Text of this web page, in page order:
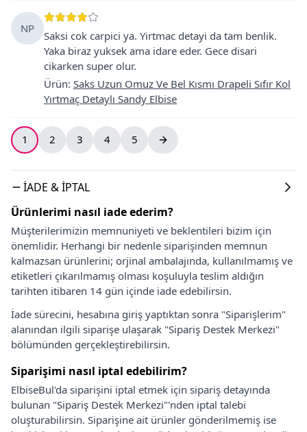
NP
Saksi cok carpici ya. Yirtmac detayi da tam benlik.
Yaka biraz yuksek ama idare eder. Gece disari
cikarken super olur.
Ürün: Saks Uzun Omuz Ve Bel Kısmı Drapeli Sıfır Kol
Yırtmaç Detaylı Sandy Elbise
1 2 3 4 5
İADE & İPTAL
Ürünlerimi nasıl iade ederim?
Müşterilerimizin memnuniyeti ve beklentileri bizim için
önemlidir. Herhangi bir nedenle siparişinden memnun
kalmazsan ürünlerini; orjinal ambalajında, kullanılmamış ve
etiketleri çıkarılmamış olması koşuluyla teslim aldığın
tarihten itibaren 14 gün içinde iade edebilirsin.
İade sürecini, hesabına giriş yaptıktan sonra "Siparişlerim"
alanından ilgili siparişe ulaşarak "Sipariş Destek Merkezi"
bölümünden gerçekleştirebilirsin.
Siparişimi nasıl iptal edebilirim?
ElbiseBul'da siparişini iptal etmek için sipariş detayında
bulunan "Sipariş Destek Merkezi"'nden iptal talebi
oluşturabilirsin. Siparişine ait ürünler gönderilmemiş ise